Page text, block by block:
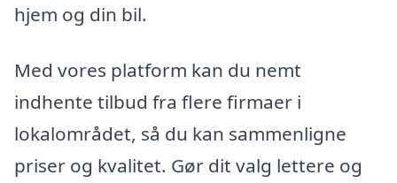
hjem og din bil.
Med vores platform kan du nemt
indhente tilbud fra flere firmaer i
lokalområdet, så du kan sammenligne
priser og kvalitet. Gør dit valg lettere og